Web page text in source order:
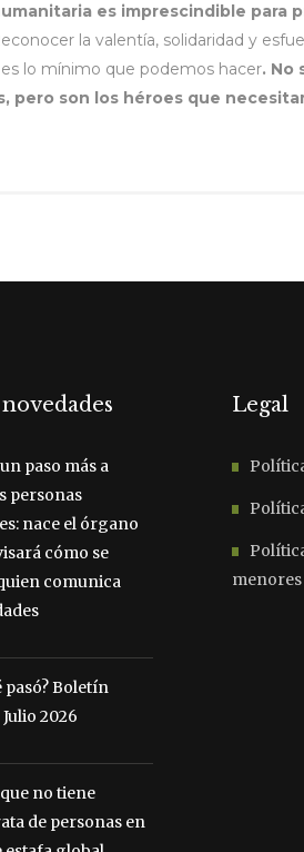
es imprescindible para
la valentía, solidaridad y
lo mínimo que podemos hacer. No
pero son los héroes que
paso más a
personas
nace el órgano
cómo se
comunica
pasó? Boletín
2026
no tiene
de personas en
Legal
menores